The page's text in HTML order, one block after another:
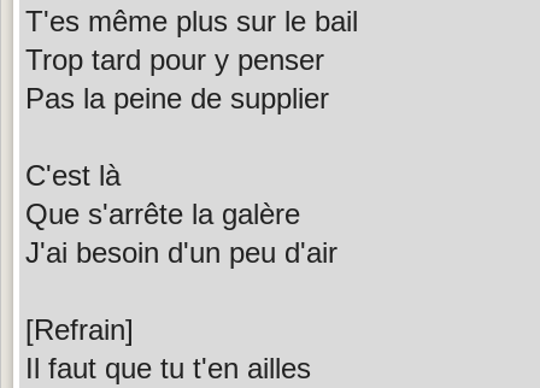
T'es même plus sur le bail
Trop tard pour y penser
Pas la peine de supplier
C'est là
Que s'arrête la galère
J'ai besoin d'un peu d'air
[Refrain]
Il faut que tu t'en ailles